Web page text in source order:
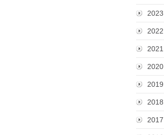
2023
2022
2021
2020
2019
2018
2017